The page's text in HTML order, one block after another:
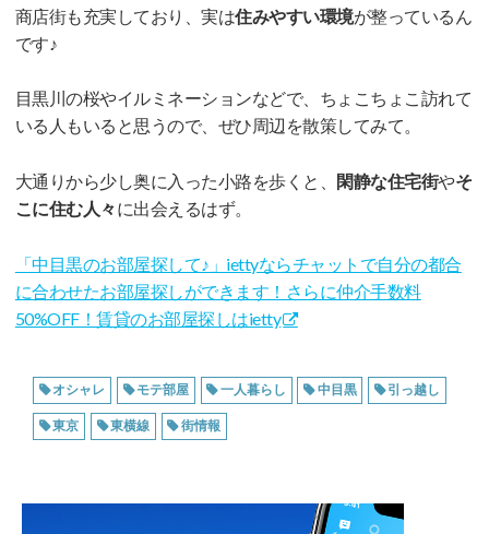
商店街も充実しており、実は住みやすい環境が整っているん
です♪
目黒川の桜やイルミネーションなどで、ちょこちょこ訪れて
いる人もいると思うので、ぜひ周辺を散策してみて。
大通りから少し奥に入った小路を歩くと、 閑静な住宅街やそ
こに住む人々に出会えるはず。
「中目黒のお部屋探して♪」iettyならチャットで自分の都合
に合わせたお部屋探しができます！さらに仲介手数料
50%OFF！賃貸のお部屋探しはietty
オシャレ モテ部屋 一人暮らし 中目黒 引っ越し
東京 東横線 街情報